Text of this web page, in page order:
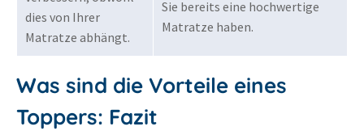
dies von Ihrer
Matratze abhängt.
Sie bereits eine hochwertige
Matratze haben.
Was sind die Vorteile eines
Toppers: Fazit